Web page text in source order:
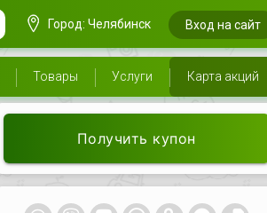
Город: Челябинск Вход на сайт
Товары Услуги Карта акций
Получить купон